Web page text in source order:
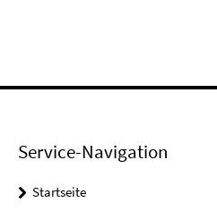
Service-Navigation
Startseite